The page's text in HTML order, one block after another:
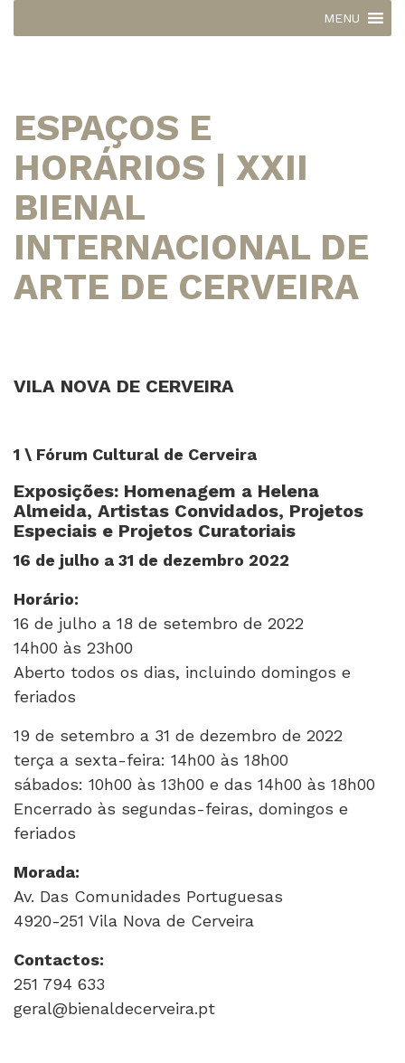
MENU
ESPAÇOS E
HORÁRIOS | XXII
BIENAL
INTERNACIONAL DE
ARTE DE CERVEIRA
VILA NOVA DE CERVEIRA
1 \ Fórum Cultural de Cerveira
Exposições: Homenagem a Helena
Almeida, Artistas Convidados, Projetos
Especiais e Projetos Curatoriais
16 de julho a 31 de dezembro 2022
Horário:
16 de julho a 18 de setembro de 2022
14h00 às 23h00
Aberto todos os dias, incluindo domingos e
feriados
19 de setembro a 31 de dezembro de 2022
terça a sexta-feira: 14h00 às 18h00
sábados: 10h00 às 13h00 e das 14h00 às 18h00
Encerrado às segundas-feiras, domingos e
feriados
Morada:
Av. Das Comunidades Portuguesas
4920-251 Vila Nova de Cerveira
Contactos:
251 794 633
geral@bienaldecerveira.pt